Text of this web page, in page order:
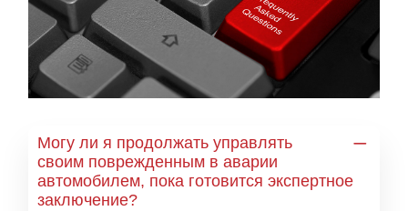
Могу ли я продолжать управлять
своим поврежденным в аварии
автомобилем, пока готовится экспертное
заключение?